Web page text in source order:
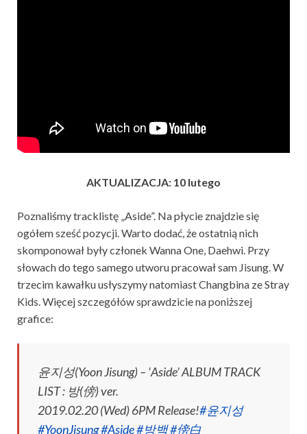
AKTUALIZACJA: 10 lutego
Poznaliśmy tracklistę „Aside”. Na płycie znajdzie się
ogółem sześć pozycji. Warto dodać, że ostatnią nich
skomponował były członek Wanna One, Daehwi. Przy
słowach do tego samego utworu pracował sam Jisung. W
trzecim kawałku usłyszymy natomiast Changbina ze Stray
Kids. Więcej szczegółów sprawdzicie na poniższej
grafice:
윤지성(Yoon Jisung) – ‘Aside’ ALBUM TRACK
LIST : 방(傍) ver.
2019.02.20 (Wed) 6PM Release!#윤지성
#YoonJisung#Aside#방백#傍白